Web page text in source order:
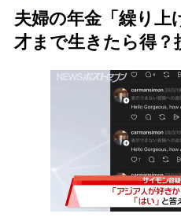
夫婦の年金「繰り上
才まで生きたら得？